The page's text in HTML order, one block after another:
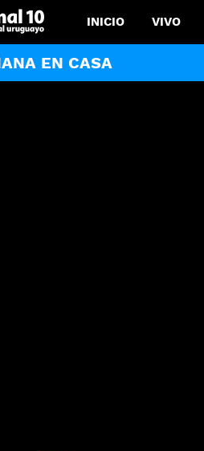
INICIO VIVO
EN CASA